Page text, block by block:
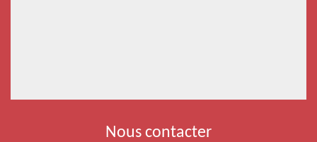
Nous contacter